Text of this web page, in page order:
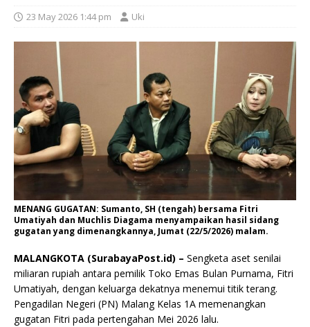
23 May 2026 1:44 pm Uki
MENANG GUGATAN: Sumanto, SH (tengah) bersama Fitri
Umatiyah dan Muchlis Diagama menyampaikan hasil sidang
gugatan yang dimenangkannya, Jumat (22/5/2026) malam.
MALANGKOTA (SurabayaPost.id) – Sengketa aset senilai
miliaran rupiah antara pemilik Toko Emas Bulan Purnama, Fitri
Umatiyah, dengan keluarga dekatnya menemui titik terang.
Pengadilan Negeri (PN) Malang Kelas 1A memenangkan
gugatan Fitri pada pertengahan Mei 2026 lalu.